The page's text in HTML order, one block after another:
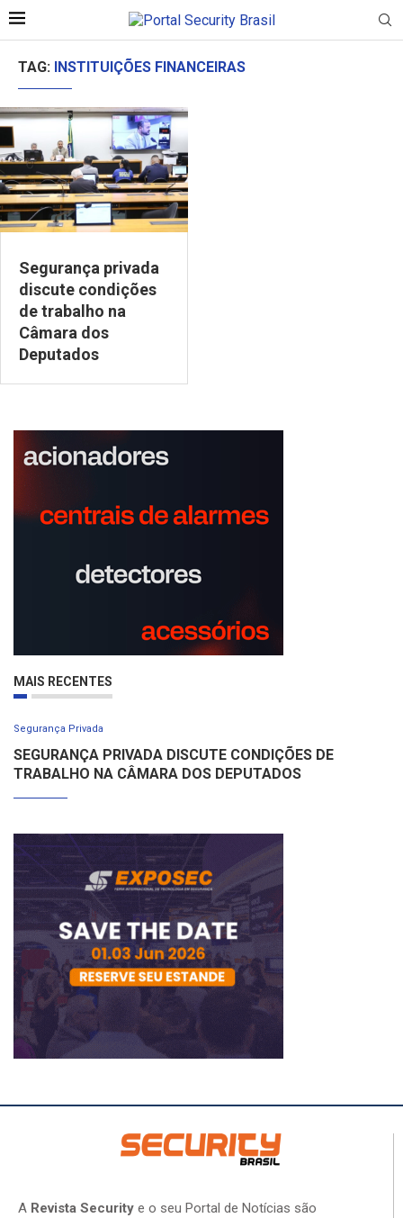
TAG: INSTITUIÇÕES FINANCEIRAS
Segurança privada
discute condições
de trabalho na
Câmara dos
Deputados
MAIS RECENTES
Segurança Privada
SEGURANÇA PRIVADA DISCUTE CONDIÇÕES DE
TRABALHO NA CÂMARA DOS DEPUTADOS
A Revista Security e o seu Portal de Notícias são